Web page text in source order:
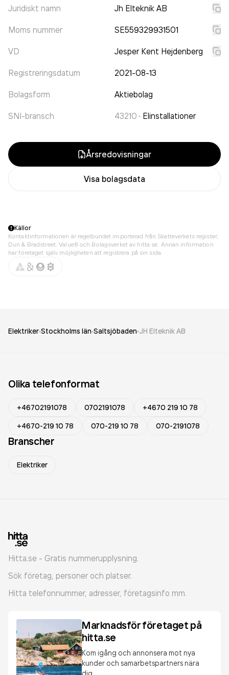
Juridiskt namn Jh Elteknik AB
Moms nummer SE559329931501
VD Jesper Kent Hejdenberg
Registreringsdatum 2021-08-13
Bolagsform Aktiebolag
SNI-bransch 43210 · Elinstallationer
Årsredovisningar
Visa bolagsdata
Källor
Kontaktinformationen är regelbundet importerad från Skatteverkets register,
Dun & Bradstreet, Value8 och Bolagsverket av hitta.se. Annan information
har företaget själv möjligheten att registrera på sin sida.
Elektriker Stockholms län Saltsjöbaden JH Elteknik AB
Olika telefonformat
+46702191078 0702191078
+4670 219 10 78
+4670-219 10 78
070-219 10 78 070-2191078
Branscher
Elektriker
Hitta.se - Gratis nummerupplysning.
Sök företag, personer och platser.
Hitta telefonnummer, adresser, företagsinfo mm.
Marknadsför företaget på
hitta.se
Kom igång och annonsera mot nya
kunder och samarbetspartners nära
dig.